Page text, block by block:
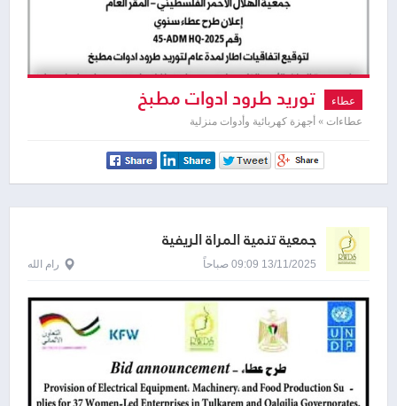
عطاء توريد طرود ادوات مطبخ
عطاءات » أجهزة كهربائية وأدوات منزلية
جمعية تنمية المرأة الريفية
13/11/2025 09:09 صباحاً رام الله